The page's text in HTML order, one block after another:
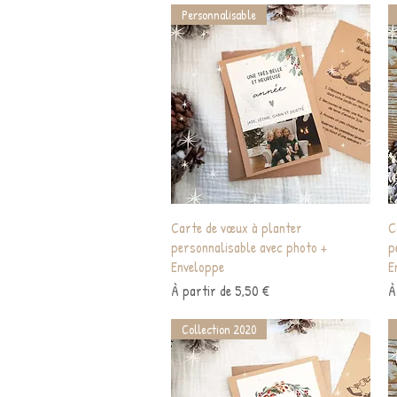
Aperçu rapide
Personnalisable
Carte de vœux à planter
personnalisable avec photo +
Enveloppe
À partir de5,50 €
Prix promotionnel
Collection 2020